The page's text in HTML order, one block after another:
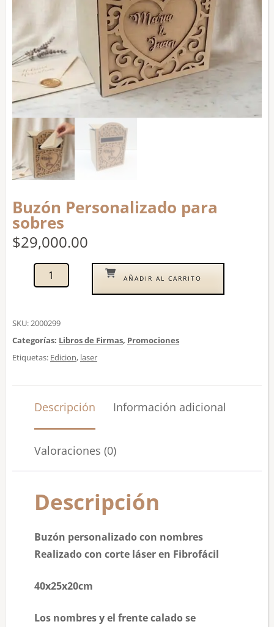
Buzón Personalizado para
sobres
$29,000.00
AÑADIR AL CARRITO
SKU:2000299
Categorías: Libros de Firmas, Promociones
Etiquetas: Edicion, laser
Descripción Información adicional
Valoraciones (0)
Descripción
Buzón personalizado con nombres
Realizado con corte láser en Fibrofácil
40x25x20cm
Los nombres y el frente calado se